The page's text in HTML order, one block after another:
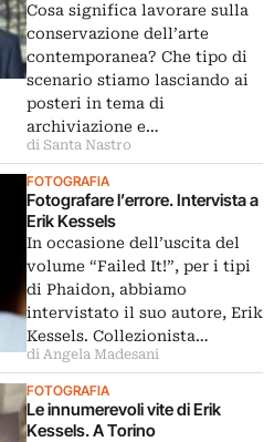
Cosa significa lavorare sulla
conservazione dell’arte
contemporanea? Che tipo di
scenario stiamo lasciando ai
posteri in tema di
archiviazione e…
di Santa Nastro
FOTOGRAFIA
Fotografare l’errore. Intervista a
Erik Kessels
In occasione dell’uscita del
volume “Failed It!”, per i tipi
di Phaidon, abbiamo
intervistato il suo autore, Erik
Kessels. Collezionista…
di Angela Madesani
FOTOGRAFIA
Le innumerevoli vite di Erik
Kessels. A Torino